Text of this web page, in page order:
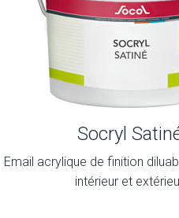
Socryl
Email acrylique de finition
intérieur et